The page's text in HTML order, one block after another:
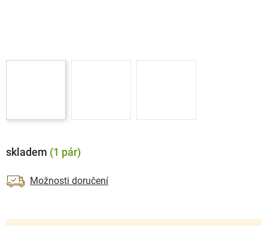
skladem (1 pár)
Možnosti doručení